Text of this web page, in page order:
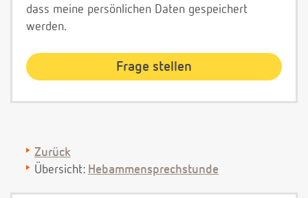
dass meine persönlichen Daten gespeichert
werden.
Zurück
Übersicht: Hebammensprechstunde